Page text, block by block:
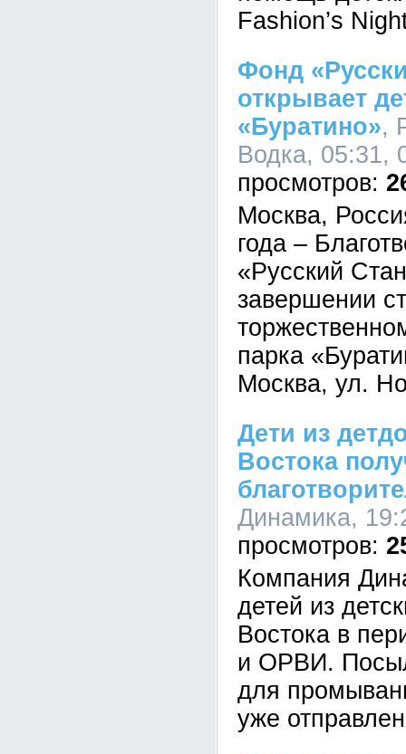
Fashion’s
Фонд
открывает
«Буратино»,
Водка, 05:31,
Москва,
года –
«Русский
завершении
парка
Москва, ул.
Дети из
Востока
Динамика,
Компания
детей из
Востока в
и ОРВИ.
для
уже